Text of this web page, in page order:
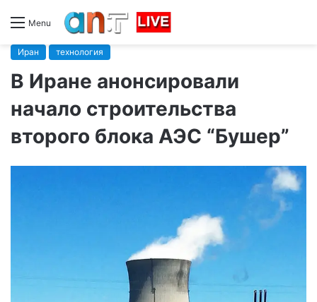
Menu
Иран технология
В Иране анонсировали
начало строительства
второго блока АЭС “Бушер”